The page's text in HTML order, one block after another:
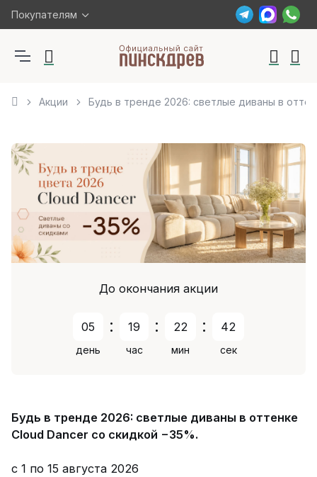
Покупателям
Акции Будь в тренде 2026: светлые диваны в
До окончания акции
05
день
: 19
час
: 22
мин
: 42
сек
Будь в тренде 2026: светлые диваны в оттенке
Cloud Dancer со скидкой −35%.
с 1 по 15 августа 2026